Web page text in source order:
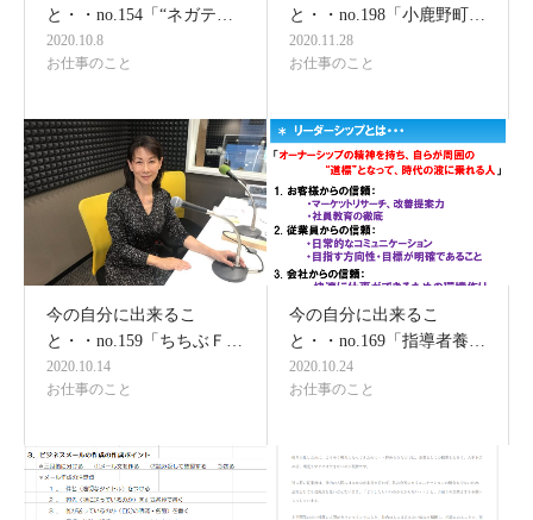
と・・no.154「“ネガテ…
2020.10.8
お仕事のこと
と・・no.198「小鹿野町…
2020.11.28
お仕事のこと
今の自分に出来るこ
と・・no.159「ちちぶＦ…
2020.10.14
お仕事のこと
今の自分に出来るこ
と・・no.169「指導者養…
2020.10.24
お仕事のこと